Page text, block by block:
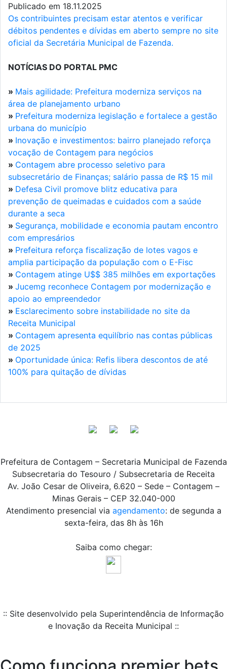
Publicado em 18.11.2025
Os contribuintes precisam estar atentos e verificar
débitos pendentes e dívidas em aberto sempre no site
oficial da Secretária Municipal de Fazenda.
NOTÍCIAS DO PORTAL PMC
» Mais agilidade: Prefeitura moderniza serviços na
área de planejamento urbano
» Prefeitura moderniza legislação e fortalece a gestão
urbana do município
» Inovação e investimentos: bairro planejado reforça
vocação de Contagem para negócios
» Contagem abre processo seletivo para
subsecretário de Finanças; salário passa de R$ 15 mil
» Defesa Civil promove blitz educativa para
prevenção de queimadas e cuidados com a saúde
durante a seca
» Segurança, mobilidade e economia pautam encontro
com empresários
» Prefeitura reforça fiscalização de lotes vagos e
amplia participação da população com o E-Fisc
» Contagem atinge U$$ 385 milhões em exportações
» Jucemg reconhece Contagem por modernização e
apoio ao empreendedor
» Esclarecimento sobre instabilidade no site da
Receita Municipal
» Contagem apresenta equilíbrio nas contas públicas
de 2025
» Oportunidade única: Refis libera descontos de até
100% para quitação de dívidas
Prefeitura de Contagem – Secretaria Municipal de Fazenda
Subsecretaria do Tesouro / Subsecretaria de Receita
Av. João Cesar de Oliveira, 6.620 – Sede – Contagem –
Minas Gerais – CEP 32.040-000
Atendimento presencial via agendamento: de segunda a
sexta-feira, das 8h às 16h
Saiba como chegar:
:: Site desenvolvido pela Superintendência de Informação
e Inovação da Receita Municipal ::